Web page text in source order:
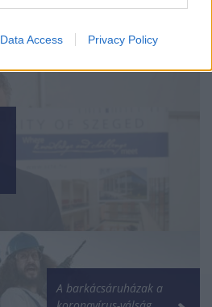
Data Access Privacy Policy
A barkácsáruházak a